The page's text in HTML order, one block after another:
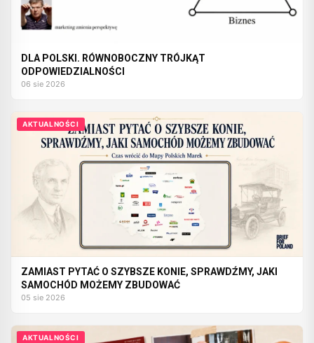
DLA POLSKI. RÓWNOBOCZNY TRÓJKĄT
ODPOWIEDZIALNOŚCI
06 sie 2026
AKTUALNOŚCI
ZAMIAST PYTAĆ O SZYBSZE KONIE, SPRAWDŹMY, JAKI
SAMOCHÓD MOŻEMY ZBUDOWAĆ
05 sie 2026
AKTUALNOŚCI